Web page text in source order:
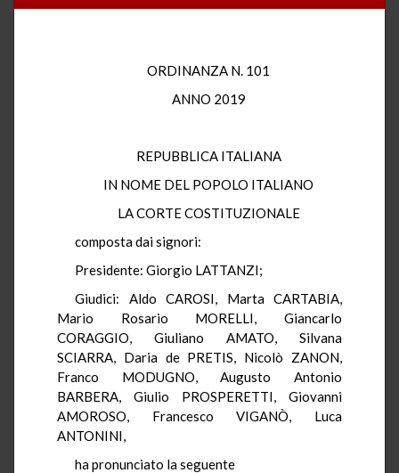
ORDINANZA N. 101
ANNO 2019
REPUBBLICA ITALIANA
IN NOME DEL POPOLO ITALIANO
LA CORTE COSTITUZIONALE
composta dai signori:
Presidente: Giorgio LATTANZI;
Giudici: Aldo CAROSI, Marta CARTABIA,
Mario Rosario MORELLI, Giancarlo
CORAGGIO, Giuliano AMATO, Silvana
SCIARRA, Daria de PRETIS, Nicolò ZANON,
Franco MODUGNO, Augusto Antonio
BARBERA, Giulio PROSPERETTI, Giovanni
AMOROSO, Francesco VIGANÒ, Luca
ANTONINI,
ha pronunciato la seguente